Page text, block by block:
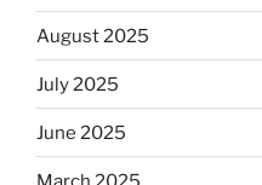
August 2025
July 2025
June 2025